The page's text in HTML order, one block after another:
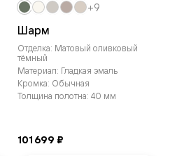
Шарм
Отделка: Матовый оливковый
тёмный
Материал: Гладкая эмаль
Кромка: Обычная
Толщина полотна: 40 мм
101 699 ₽
+9